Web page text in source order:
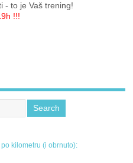
- to je Vaš trening!
!!!
kilometru (i obrnuto):